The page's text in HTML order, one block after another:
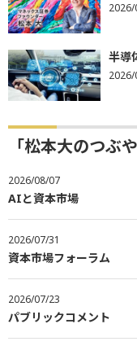
半導
「松本大のつぶ
2026/08/07
AIと資本市場
2026/07/31
資本市場フォーラム
2026/07/23
パブリックコメント